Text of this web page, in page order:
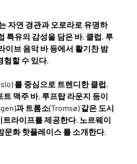
자연 경관과 오로라로 유명하
특유의 감성을 담은 바, 클럽, 루
이브 음악 바 등에서 활기찬 밤
험할 수 있다.
를 중심으로 트렌디한 클럽,
트 맥주 바, 루프탑 라운지 등이
과 트롬소(Tromsø) 같은 도시
트라이프를 제공한다. 노르웨이
문화 핫플레이스 를 소개한다.